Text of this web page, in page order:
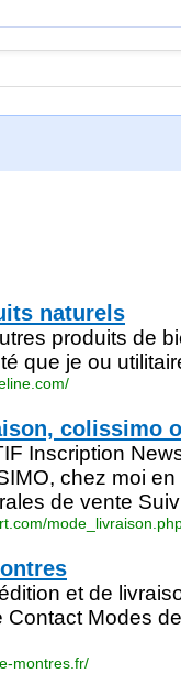
naturels
produits de
que je ou
colissimo
Inscription
chez moi
de vente
et de
Contact Modes
montres.fr/